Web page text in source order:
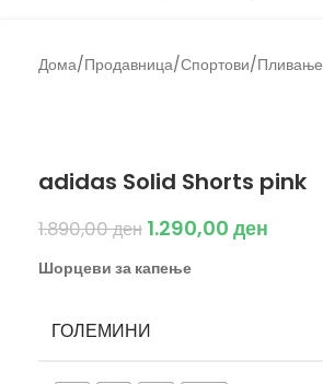
Дома/Продавница/Спортови/Пливање
adidas Solid Shorts pink
1.890,00ден 1.290,00 ден
Шорцеви за капење
ГОЛЕМИНИ